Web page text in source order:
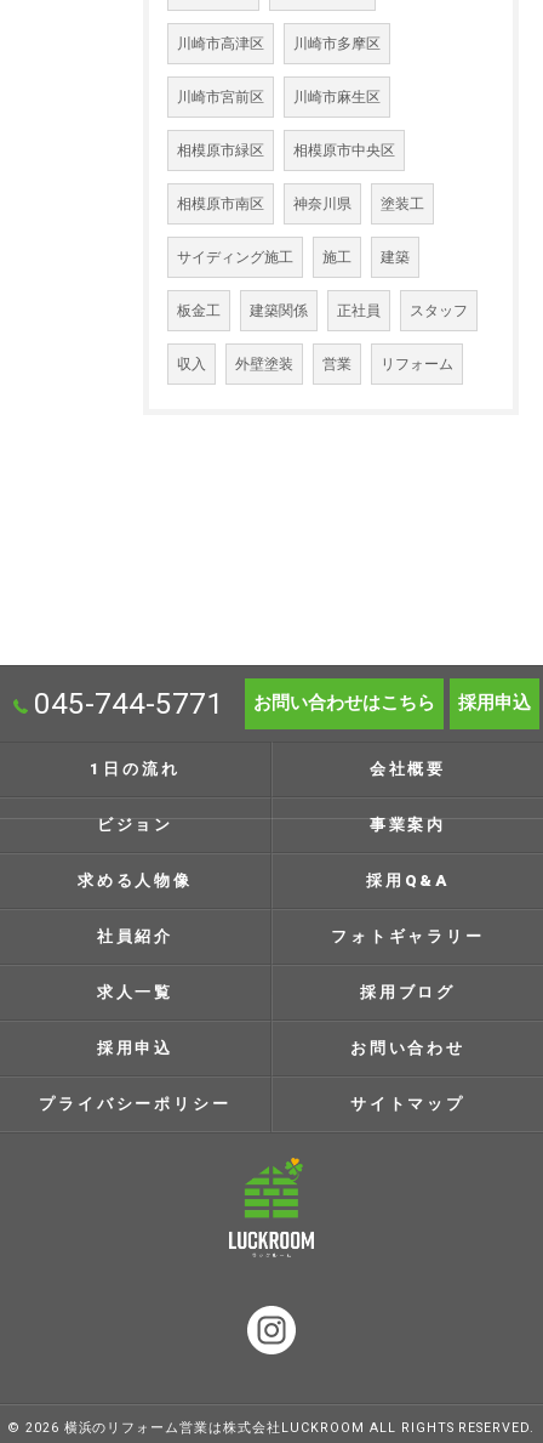
川崎市高津区 川崎市多摩区
川崎市宮前区 川崎市麻生区
相模原市緑区 相模原市中央区
相模原市南区 神奈川県 塗装工
サイディング施工 施工 建築
板金工 建築関係 正社員 スタッフ
収入 外壁塗装 営業 リフォーム
045-744-5771 お問い合わせはこちら 採用申込
1日の流れ 会社概要
ビジョン 事業案内
求める人物像 採用Q&A
社員紹介 フォトギャラリー
求人一覧 採用ブログ
採用申込 お問い合わせ
プライバシーポリシー サイトマップ
© 2026 横浜のリフォーム営業は株式会社LUCKROOM ALL RIGHTS RESERVED.